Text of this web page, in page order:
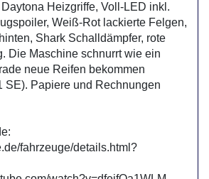
Heizgriffe, Voll-LED inkl.
Weiß-Rot lackierte Felgen,
Shark Schalldämpfer, rote
Die Maschine schnurrt wie ein
neue Reifen bekommen
SE). Papiere und Rechnungen
fahrzeuge/details.html?